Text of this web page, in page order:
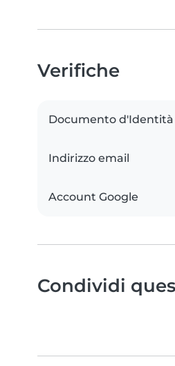
Verifiche
Documento
Indirizzo email
Account Google
Condividi